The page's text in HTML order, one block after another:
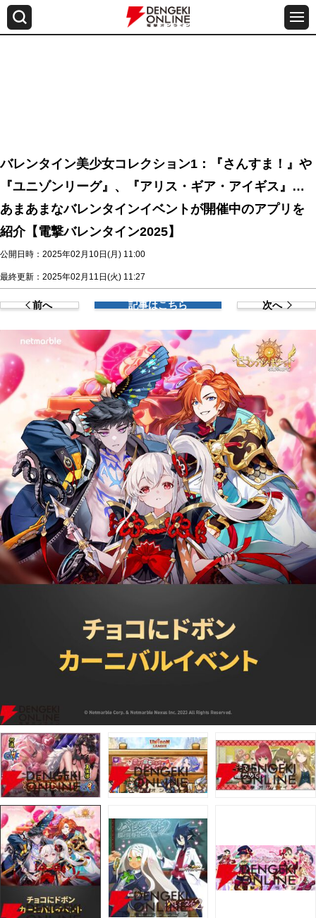
バレンタイン美少女コレクション1：『さんすま！』や
『ユニゾンリーグ』、『アリス・ギア・アイギス』…
あまあまなバレンタインイベントが開催中のアプリを
紹介【電撃バレンタイン2025】
公開日時：2025年02月10日(月) 11:00
最終更新：2025年02月11日(火) 11:27
前へ 記事はこちら 次へ